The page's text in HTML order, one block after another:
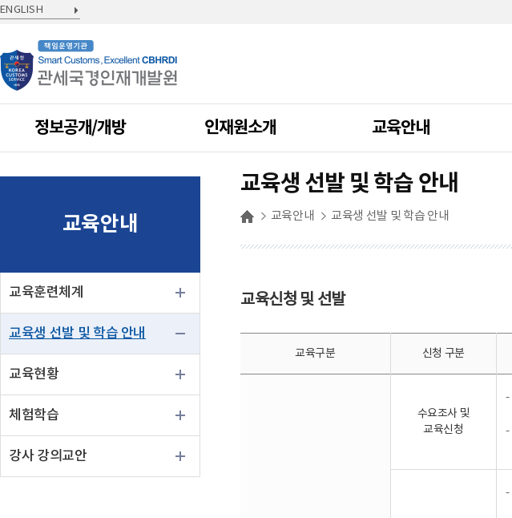
ENGLISH
정보공개/개방 인재원소개 교육안내
교육안내
교육훈련체계
교육생 선발 및 학습 안내
교육현황
체험학습
강사 강의교안
교육생 선발 및 학습 안내
교육안내 교육생 선발 및 학습 안내
교육신청 및 선발
교육구분 신청 구분
수요조사 및
교육신청